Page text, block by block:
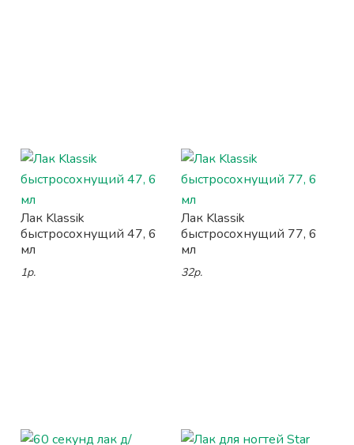
Лак Klassik
быстросохнущий 47, 6
мл
1р.
Лак Klassik
быстросохнущий 77, 6
мл
32р.